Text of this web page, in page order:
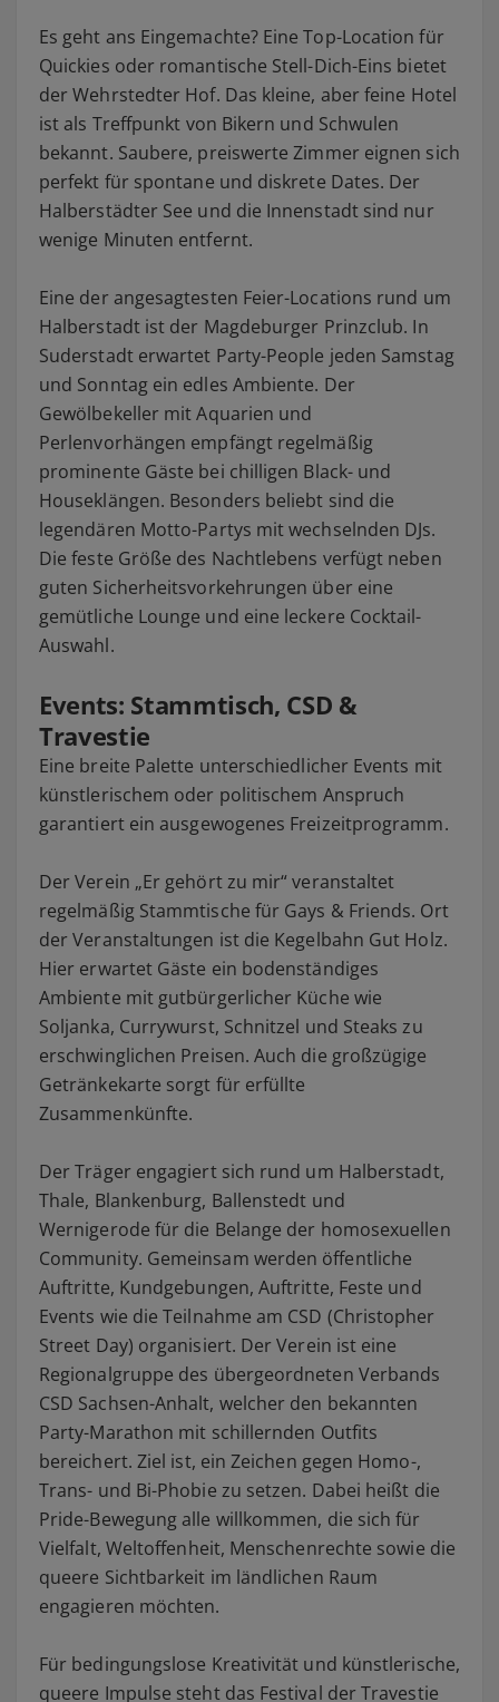
Es geht ans Eingemachte? Eine Top-Location für
Quickies oder romantische Stell-Dich-Eins bietet
der Wehrstedter Hof. Das kleine, aber feine Hotel
ist als Treffpunkt von Bikern und Schwulen
bekannt. Saubere, preiswerte Zimmer eignen sich
perfekt für spontane und diskrete Dates. Der
Halberstädter See und die Innenstadt sind nur
wenige Minuten entfernt.
Eine der angesagtesten Feier-Locations rund um
Halberstadt ist der Magdeburger Prinzclub. In
Suderstadt erwartet Party-People jeden Samstag
und Sonntag ein edles Ambiente. Der
Gewölbekeller mit Aquarien und
Perlenvorhängen empfängt regelmäßig
prominente Gäste bei chilligen Black- und
Houseklängen. Besonders beliebt sind die
legendären Motto-Partys mit wechselnden DJs.
Die feste Größe des Nachtlebens verfügt neben
guten Sicherheitsvorkehrungen über eine
gemütliche Lounge und eine leckere Cocktail-
Auswahl.
Events: Stammtisch, CSD &
Travestie
Eine breite Palette unterschiedlicher Events mit
künstlerischem oder politischem Anspruch
garantiert ein ausgewogenes Freizeitprogramm.
Der Verein „Er gehört zu mir“ veranstaltet
regelmäßig Stammtische für Gays & Friends. Ort
der Veranstaltungen ist die Kegelbahn Gut Holz.
Hier erwartet Gäste ein bodenständiges
Ambiente mit gutbürgerlicher Küche wie
Soljanka, Currywurst, Schnitzel und Steaks zu
erschwinglichen Preisen. Auch die großzügige
Getränkekarte sorgt für erfüllte
Zusammenkünfte.
Der Träger engagiert sich rund um Halberstadt,
Thale, Blankenburg, Ballenstedt und
Wernigerode für die Belange der homosexuellen
Community. Gemeinsam werden öffentliche
Auftritte, Kundgebungen, Auftritte, Feste und
Events wie die Teilnahme am CSD (Christopher
Street Day) organisiert. Der Verein ist eine
Regionalgruppe des übergeordneten Verbands
CSD Sachsen-Anhalt, welcher den bekannten
Party-Marathon mit schillernden Outfits
bereichert. Ziel ist, ein Zeichen gegen Homo-,
Trans- und Bi-Phobie zu setzen. Dabei heißt die
Pride-Bewegung alle willkommen, die sich für
Vielfalt, Weltoffenheit, Menschenrechte sowie die
queere Sichtbarkeit im ländlichen Raum
engagieren möchten.
Für bedingungslose Kreativität und künstlerische,
queere Impulse steht das Festival der Travestie